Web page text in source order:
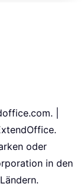
|
oder
in den